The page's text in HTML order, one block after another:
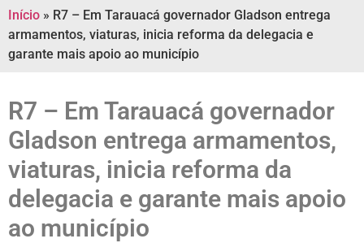
Início » R7 – Em Tarauacá governador Gladson entrega
armamentos, viaturas, inicia reforma da delegacia e
garante mais apoio ao município
R7 – Em Tarauacá governador
Gladson entrega armamentos,
viaturas, inicia reforma da
delegacia e garante mais apoio
ao município